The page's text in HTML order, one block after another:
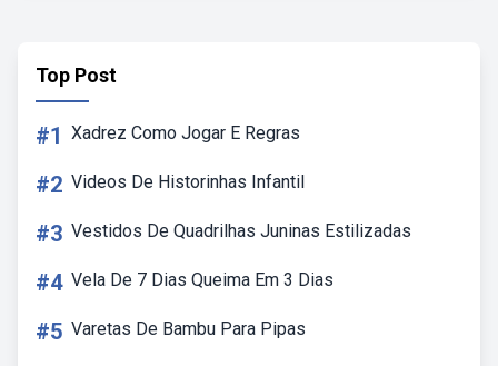
Top Post
#1 Xadrez Como Jogar E Regras
#2 Videos De Historinhas Infantil
#3 Vestidos De Quadrilhas Juninas Estilizadas
#4 Vela De 7 Dias Queima Em 3 Dias
#5 Varetas De Bambu Para Pipas